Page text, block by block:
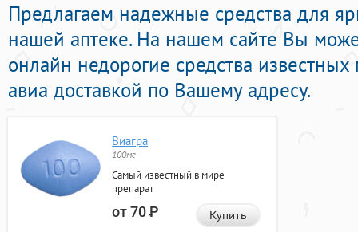
Предлагаем надежные средства для
нашей аптеке. На нашем сайте Вы
онлайн недорогие средства
авиа доставкой по Вашему адресу.
Виагра
100мг
Самый известный в мире
препарат
от 70Р Купить